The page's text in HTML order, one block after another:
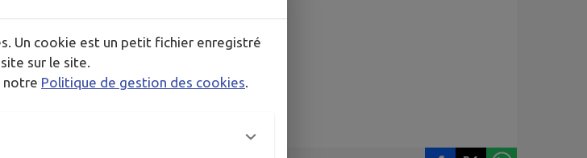
Un cookie est un petit fichier enregistré
sur le site.
notre Politique de gestion des cookies